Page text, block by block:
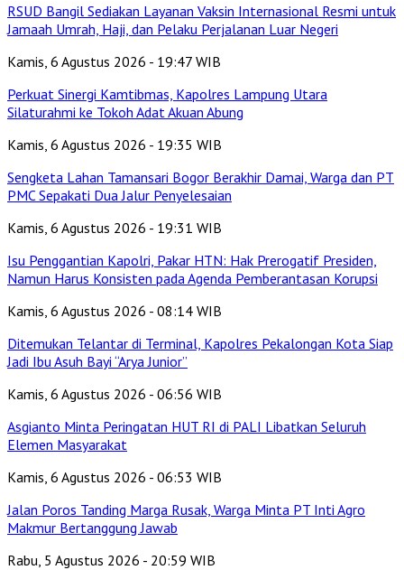
RSUD Bangil Sediakan Layanan Vaksin Internasional Resmi untuk
Jamaah Umrah, Haji, dan Pelaku Perjalanan Luar Negeri
Kamis, 6 Agustus 2026 - 19:47 WIB
Perkuat Sinergi Kamtibmas, Kapolres Lampung Utara
Silaturahmi ke Tokoh Adat Akuan Abung
Kamis, 6 Agustus 2026 - 19:35 WIB
Sengketa Lahan Tamansari Bogor Berakhir Damai, Warga dan PT
PMC Sepakati Dua Jalur Penyelesaian
Kamis, 6 Agustus 2026 - 19:31 WIB
Isu Penggantian Kapolri, Pakar HTN: Hak Prerogatif Presiden,
Namun Harus Konsisten pada Agenda Pemberantasan Korupsi
Kamis, 6 Agustus 2026 - 08:14 WIB
Ditemukan Telantar di Terminal, Kapolres Pekalongan Kota Siap
Jadi Ibu Asuh Bayi “Arya Junior”
Kamis, 6 Agustus 2026 - 06:56 WIB
Asgianto Minta Peringatan HUT RI di PALI Libatkan Seluruh
Elemen Masyarakat
Kamis, 6 Agustus 2026 - 06:53 WIB
Jalan Poros Tanding Marga Rusak, Warga Minta PT Inti Agro
Makmur Bertanggung Jawab
Rabu, 5 Agustus 2026 - 20:59 WIB